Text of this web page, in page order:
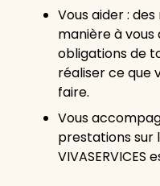
Vous aider :
manière à
obligations de
réaliser ce que
faire.
Vous
prestations sur
VIVASERVICES